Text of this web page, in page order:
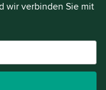
wir verbinden Sie mit